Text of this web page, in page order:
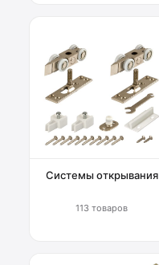
Системы открывания
113 товаров